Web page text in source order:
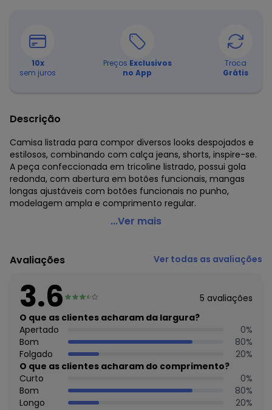
10x
sem juros
Preços Exclusivos
no App
Troca
Grátis
Descrição
Camisa listrada para compor diversos looks despojados e
estilosos, combinando com calça jeans, shorts, inspire-se.
A peça confeccionada em tricoline listrado, possui gola
redonda, com abertura em botões funcionais, mangas
longas ajustáveis com botões funcionais no punho,
modelagem ampla e comprimento regular.
Angel - Camisa Listras Rosa
Modelagem: Ampla
Comprimento da manga: Longa
Forro: Não
Decote frente: Redondo
Decote costas: Redondo
Fornecedor: FAKINI MALHAS LTDA / CNPJ 50.821.880/0018-8
Feito: BRASIL
Cuidados para conservação do produto: LAVAGEM A
MÃO/TEMPERATURA MÁXIMA 40ºC - NÃO ALVEJAR ¿ NÃO
SECAR EM TAMBOR ¿ TEMPERATURA MÁXIMA DA BASE DO
FERRO A 110°C SEM VAPOR/ VAPOR PODE CAUSAR DANOS
IRREVERSIVEIS ¿ NÃO LIMPAR A SECO.
...Ver mais
Avaliações Ver todas as avaliações
3.6 5 avaliações
O que as clientes acharam da largura?
Apertado
0%
Bom
80%
Folgado
20%
O que as clientes acharam do comprimento?
Curto
0%
Bom
80%
Longo
20%